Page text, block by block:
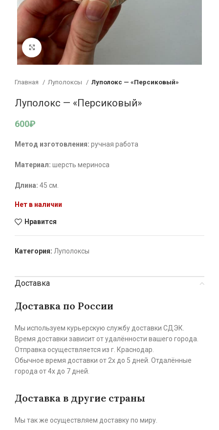
Увеличить
Главная Луполоксы Луполокс — «Персиковый»
Луполокс — «Персиковый»
600₽
Метод изготовления: ручная работа
Материал: шерсть мериноса
Длина: 45 см.
Нет в наличии
Нравится
Категория: Луполоксы
Доставка
Доставка по России
Мы используем курьерскую службу доставки СДЭК.
Время доставки зависит от удалённости вашего города.
Отправка осуществляется из г. Краснодар.
Обычное время доставки от 2х до 5 дней. Отдалённые
города от 4х до 7 дней.
Доставка в другие страны
Мы так же осуществляем доставку по миру.